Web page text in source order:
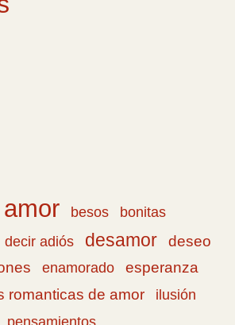
amor besos
bonitas
decir adiós desamor deseo
enamorado esperanza
romanticas de amor
ilusión
pensamientos